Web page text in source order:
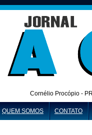
Cornélio Procópio -
QUEM SOMOS CONTATO